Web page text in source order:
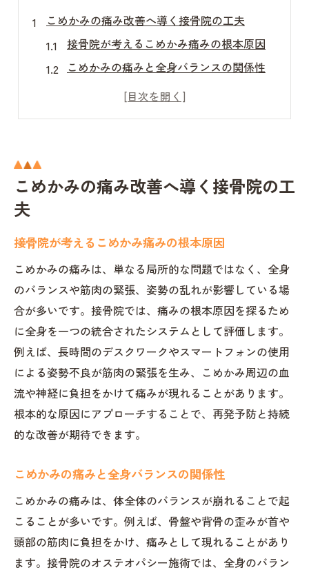
こめかみの痛み改善へ導く接骨院の工夫
接骨院が考えるこめかみ痛みの根本原因
こめかみの痛みと全身バランスの関係性
接骨院で実践される痛み対策の工夫とは
オステオパシーで整う全身バランスとは
ホットペッパーで話題の施術効果を解説
生活習慣とオステオパシーの相乗効果
接骨院を活用した全身ケアの重要性
慢性的な頭痛を根本から和らげる方法
接骨院で分かる頭痛の根本的な原因特定
オステオパシーが頭痛に効く仕組み解説
慢性頭痛改善へ導く生活習慣の見直し方
接骨院とセルフケアの効果的な組み合わせ
体験談から学ぶ頭痛緩和の実践ポイント
接骨院で受ける安心のオステオパシー体験
接骨院初診の流れと施術前に知るべきこと
オステオパシー施術中の体感や注意点
こめかみの痛み改善へ導く接骨院の工
夫
接骨院が考えるこめかみ痛みの根本原因
こめかみの痛みは、単なる局所的な問題ではなく、全身
のバランスや筋肉の緊張、姿勢の乱れが影響している場
合が多いです。接骨院では、痛みの根本原因を探るため
に全身を一つの統合されたシステムとして評価します。
例えば、長時間のデスクワークやスマートフォンの使用
による姿勢不良が筋肉の緊張を生み、こめかみ周辺の血
流や神経に負担をかけて痛みが現れることがあります。
根本的な原因にアプローチすることで、再発予防と持続
的な改善が期待できます。
こめかみの痛みと全身バランスの関係性
こめかみの痛みは、体全体のバランスが崩れることで起
こることが多いです。例えば、骨盤や背骨の歪みが首や
頭部の筋肉に負担をかけ、痛みとして現れることがあり
ます。接骨院のオステオパシー施術では、全身のバラン